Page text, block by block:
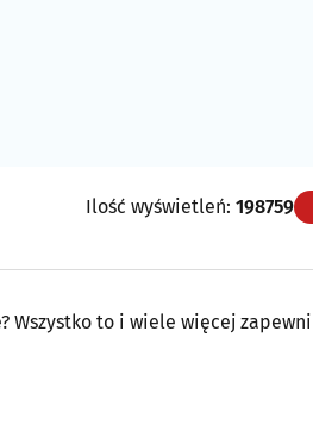
Ilość wyświetleń: 198759
Wszystko to i wiele więcej